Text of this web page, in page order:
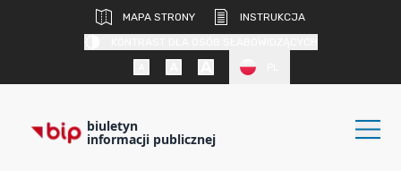
MAPA STRONY
INSTRUKCJA
biuletyn
informacji publicznej